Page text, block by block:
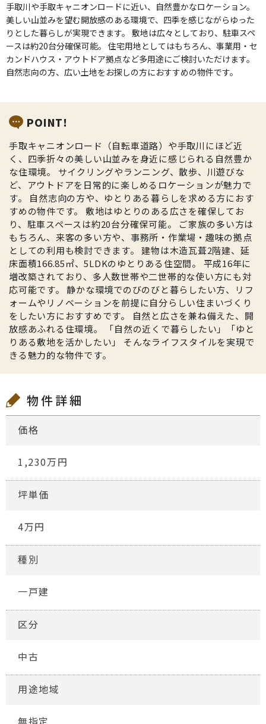
手取川や手取キャニオンロードに近い、自然豊かなロケーション。
美しい山並みを望む開放感のある環境で、四季を感じながらゆった
りとした暮らしが実現できます。 敷地は広々としており、駐車スペ
ースは約20台分確保可能。 住宅用地としてはもちろん、事業用・セ
カンドハウス・アウトドア拠点など多用途にご検討いただけます。
自然志向の方、広い土地をお探しの方におすすめの物件です。
POINT!
手取キャニオンロード（自転車道路）や手取川にほど近
く、四季折々の美しい山並みを身近に感じられる自然豊か
な住環境。 サイクリングやランニング、散歩、川遊びな
ど、アウトドアを日常的に楽しめるロケーションが魅力で
す。 自然志向の方や、ゆとりある暮らしを求める方におす
すめの物件です。 敷地はゆとりのある広さを確保してお
り、駐車スペースは約20台分確保可能。 ご家族の多い方は
もちろん、来客の多い方や、事務所・作業場・趣味の拠点
としての利用も検討できます。 建物は木造瓦葺2階建、延
床面積166.85㎡、5LDKのゆとりある住空間。 平成16年に
増改築されており、多人数世帯や二世帯的な使い方にも対
応可能です。 静かな環境でのびのびと暮らしたい方、リフ
ォームやリノベーションを前提に自分らしい住まいづくり
をしたい方におすすめです。 自然と広さを兼ね備えた、開
放感あふれる住環境。 「自然の近くで暮らしたい」「ゆと
りある敷地を活かしたい」 そんなライフスタイルを実現で
きる魅力的な物件です。
物件詳細
価格
1,230万円
坪単価
4万円
種別
一戸建
区分
中古
用途地域